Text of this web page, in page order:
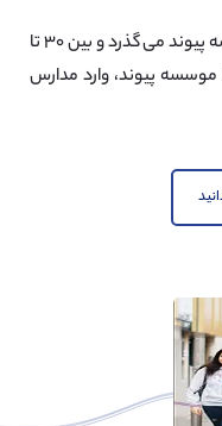
دوازده سال از تأسیس موسسه پیوند می گذرد و بین ۳۰ تا
موسسه پیوند، وارد مدارس